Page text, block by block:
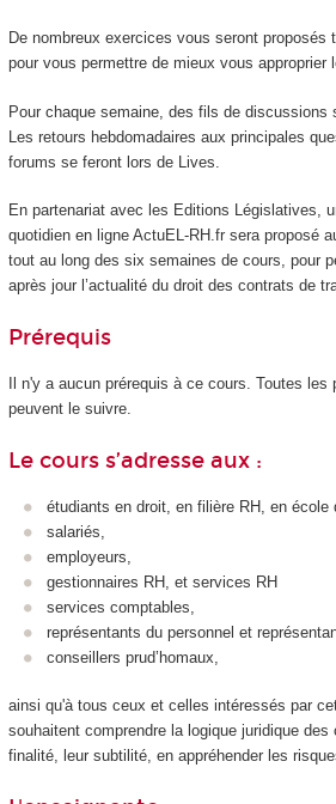
De nombreux exercices vous seront proposés
pour vous permettre de mieux vous approprier
Pour chaque semaine, des fils de discussions
Les retours hebdomadaires aux principales
forums se feront lors de Lives.
En partenariat avec les Editions Législatives,
quotidien en ligne ActuEL-RH.fr sera proposé
tout au long des six semaines de cours, pour
après jour l’actualité du droit des contrats de
Prérequis
Il n'y a aucun prérequis à ce cours. Toutes les
peuvent le suivre.
Le cours s’adresse aux :
étudiants en droit, en filière RH, en école
salariés,
employeurs,
gestionnaires RH, et services RH
services comptables,
représentants du personnel et
conseillers prud’homaux,
ainsi qu'à tous ceux et celles intéressés par
souhaitent comprendre la logique juridique
finalité, leur subtilité, en appréhender les